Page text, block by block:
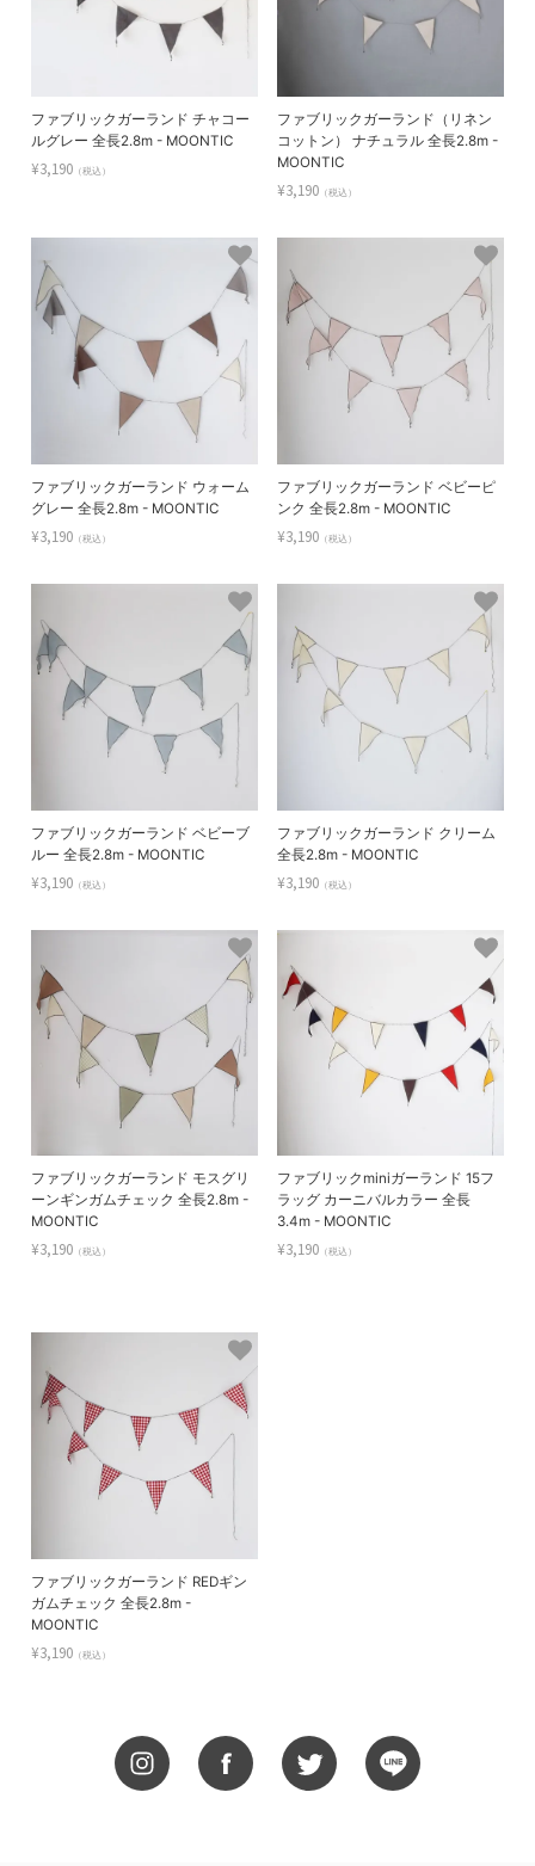
ファブリックガーランド チャコー
ルグレー 全長2.8m - MOONTIC
¥3,190 （税込）
ファブリックガーランド（リネン
コットン） ナチュラル 全長2.8m -
MOONTIC
¥3,190 （税込）
ファブリックガーランド ウォーム
グレー 全長2.8m - MOONTIC
¥3,190 （税込）
ファブリックガーランド ベビーピ
ンク 全長2.8m - MOONTIC
¥3,190 （税込）
ファブリックガーランド ベビーブ
ルー 全長2.8m - MOONTIC
¥3,190 （税込）
ファブリックガーランド クリーム
全長2.8m - MOONTIC
¥3,190 （税込）
ファブリックガーランド モスグリ
ーンギンガムチェック 全長2.8m -
MOONTIC
¥3,190 （税込）
ファブリックminiガーランド 15フ
ラッグ カーニバルカラー 全長
3.4m - MOONTIC
¥3,190 （税込）
ファブリックガーランド REDギン
ガムチェック 全長2.8m -
MOONTIC
¥3,190 （税込）